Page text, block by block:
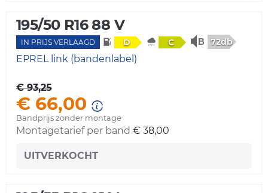
195/50 R16 88 V
IN PRIJS VERLAAGD D C 72db
EPREL link (bandenlabel)
€ 93,25
€ 66,00
Bandprijs zonder montage
Montagetarief per band € 38,00
UITVERKOCHT